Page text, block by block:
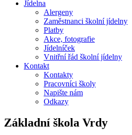
Jídelna
Alergeny
Zaměstnanci školní jídelny
Platby
Akce, fotografie
Jídelníček
Vnitřní řád školní jídelny
Kontakt
Kontakty
Pracovníci školy
Napište nám
Odkazy
Základní škola Vrdy